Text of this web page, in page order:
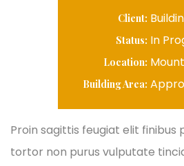
Client:
Status: In
Location:
Building Area:
Proin sagittis feugiat elit finibus
tortor non purus vulputate